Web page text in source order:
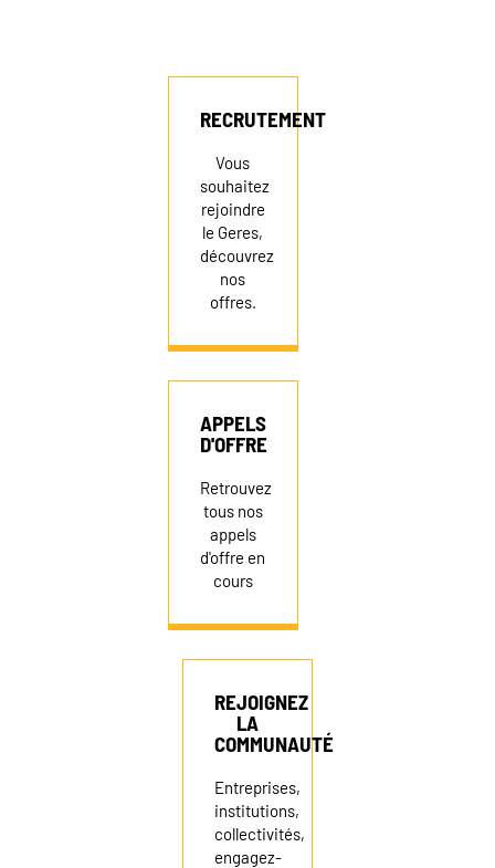
RECRUTEMENT
Vous
souhaitez
rejoindre
le Geres,
découvrez
nos
offres.
APPELS
D'OFFRE
Retrouvez
tous nos
appels
d'offre en
cours
REJOIGNEZ
LA
COMMUNAUTÉ
Entreprises,
institutions,
collectivités,
engagez-